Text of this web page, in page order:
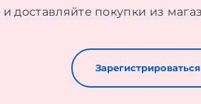
доставляйте покупки из
Зарегистрироваться